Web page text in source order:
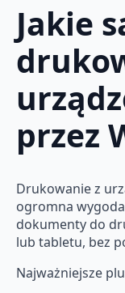
Jakie
przez
Drukowanie z
ogromna
dokumenty do
lub tabletu, bez
Najważniejsze